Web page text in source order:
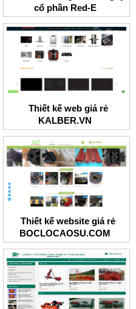
cổ phần Red-E
Thiết kế web giá rẻ
KALBER.VN
Thiết kế website giá rẻ
BOCLOCAOSU.COM